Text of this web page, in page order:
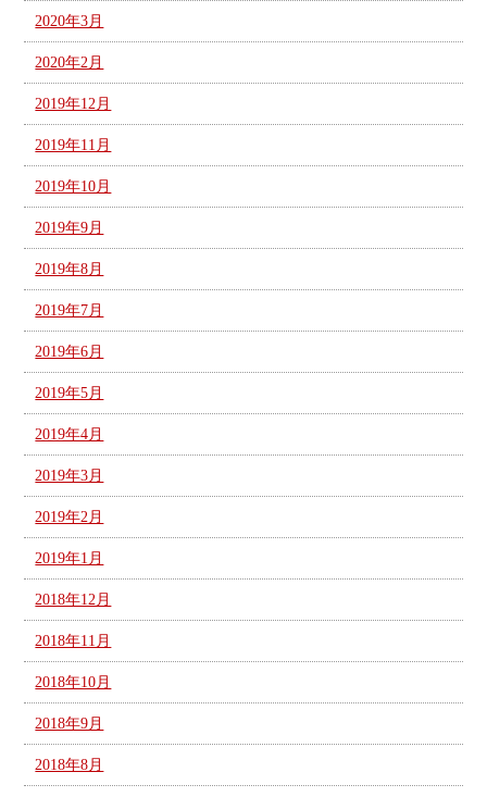
2020年3月
2020年2月
2019年12月
2019年11月
2019年10月
2019年9月
2019年8月
2019年7月
2019年6月
2019年5月
2019年4月
2019年3月
2019年2月
2019年1月
2018年12月
2018年11月
2018年10月
2018年9月
2018年8月